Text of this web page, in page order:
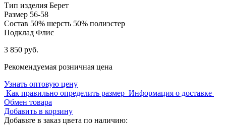
Тип изделия Берет
Размер 56-58
Состав 50% шерсть 50% полиэстер
Подклад Флис
3 850 руб.
Рекомендуемая розничная цена
Узнать оптовую цену
Как правильно определить размер Информация о доставке
Обмен товара
Добавить в корзину
Добавьте в заказ цвета по наличию: